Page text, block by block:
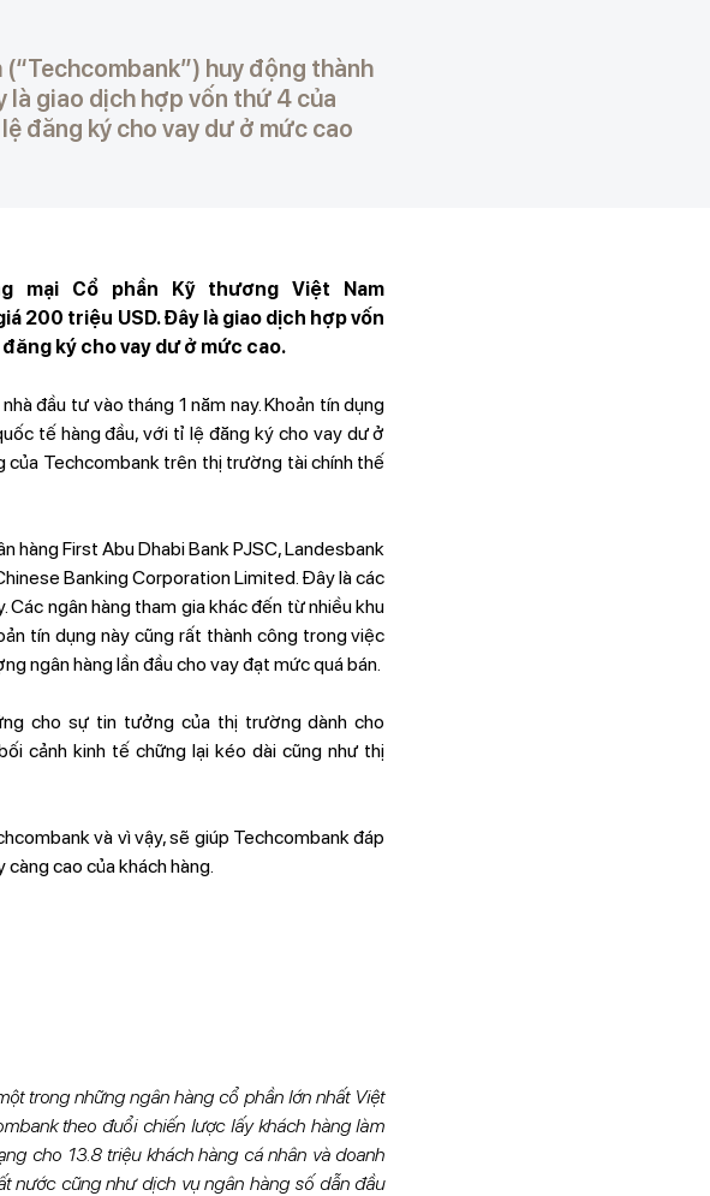
huy động thành
là giao dịch hợp vốn thứ 4 của
đăng ký cho vay dư ở mức cao
mại Cổ phần Kỹ thương Việt Nam
200 triệu USD. Đây là giao dịch hợp vốn
ký cho vay dư ở mức cao.
đầu tư vào tháng 1 năm nay. Khoản tín dụng
tế hàng đầu, với tỉ lệ đăng ký cho vay dư ở
của Techcombank trên thị trường tài chính thế
hàng First Abu Dhabi Bank PJSC, Landesbank
Banking Corporation Limited. Đây là các
ngân hàng tham gia khác đến từ nhiều khu
tín dụng này cũng rất thành công trong việc
ngân hàng lần đầu cho vay đạt mức quá bán.
cho sự tin tưởng của thị trường dành cho
cảnh kinh tế chững lại kéo dài cũng như thị
và vì vậy, sẽ giúp Techcombank đáp
cao của khách hàng.
trong những ngân hàng cổ phần lớn nhất Việt
theo đuổi chiến lược lấy khách hàng làm
cho 13.8 triệu khách hàng cá nhân và doanh
nước cũng như dịch vụ ngân hàng số dẫn đầu